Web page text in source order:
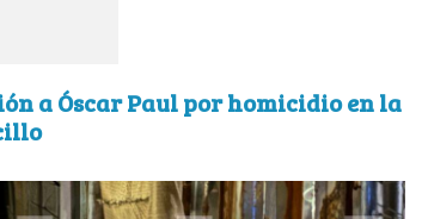
a Óscar Paul por homicidio en la